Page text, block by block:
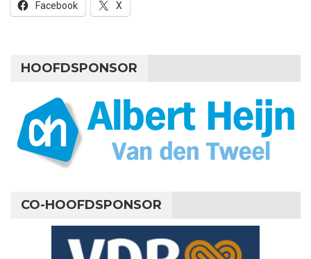
Facebook X
HOOFDSPONSOR
CO-HOOFDSPONSOR